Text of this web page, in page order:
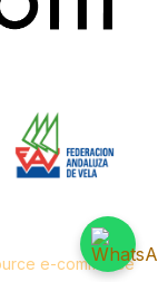
e-commerce